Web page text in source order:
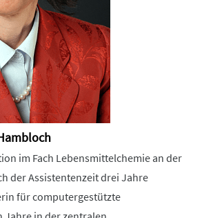
im Fach Lebensmittelchemie an der
der Assistentenzeit drei Jahre
für computergestützte